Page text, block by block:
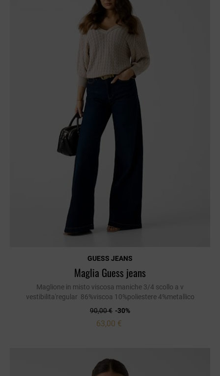
GUESS JEANS
Maglia Guess jeans
Maglione in misto viscosa maniche 3/4 scollo a v
vestibilita'regular 86%viscoa 10%poliestere 4%metallico
90,00 € -30%
63,00 €